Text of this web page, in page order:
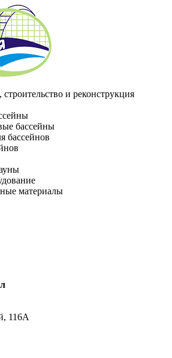
и реконструкция
бассейны
бассейнов
материалы
116A